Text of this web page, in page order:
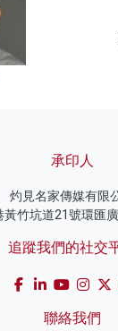
承印人
灼見名家傳媒有限
黃竹坑道21號環匯
追蹤我們的社交
聯絡我們